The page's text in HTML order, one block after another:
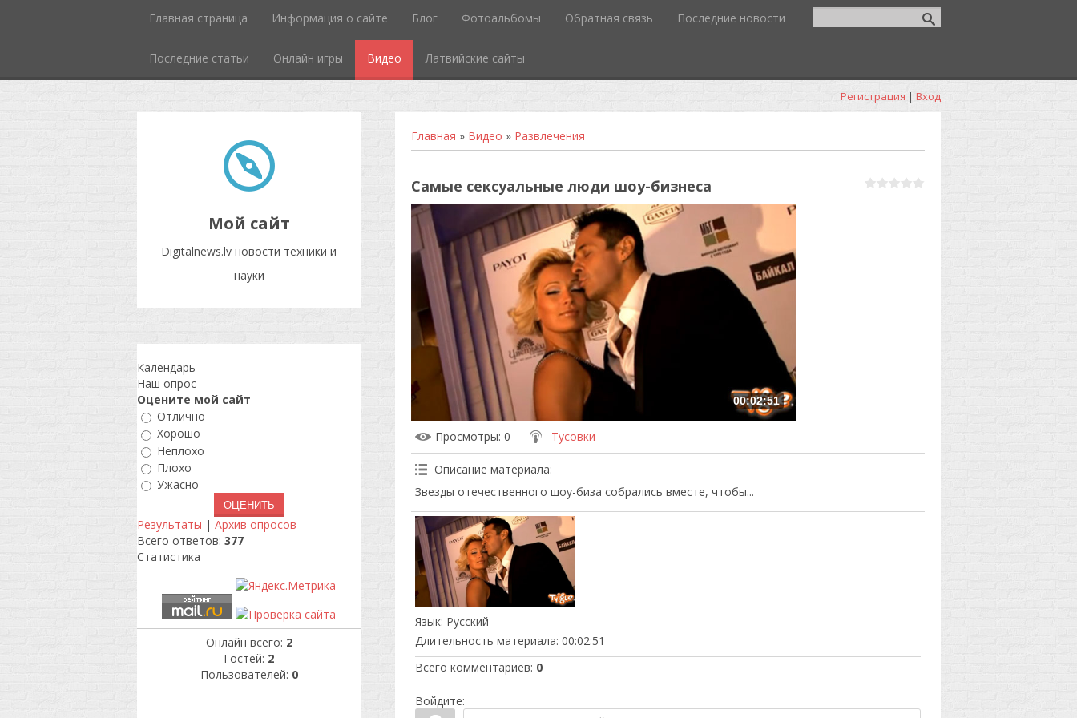
Главная страница Информация о сайте Блог Фотоальбомы Обратная связь Последние новости
Последние статьи Онлайн игры Видео Латвийские сайты
Регистрация | Вход
Мой сайт
Digitalnews.lv новости техники и
науки
Главная » Видео » Развлечения
Самые сексуальные люди шоу-бизнеса
00:02:51
Просмотры: 0 Тусовки
Описание материала:
Звезды отечественного шоу-биза собрались вместе, чтобы...
Язык: Русский
Длительность материала: 00:02:51
Всего комментариев: 0
Войдите:
Календарь
Наш опрос
Оцените мой сайт
Отлично
Хорошо
Неплохо
Плохо
Ужасно
Результаты | Архив опросов
Всего ответов: 377
Статистика
Онлайн всего: 2
Гостей: 2
Пользователей: 0